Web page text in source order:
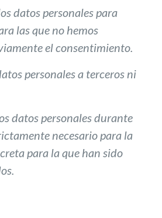
datos personales para
las que no hemos
el consentimiento.
personales a terceros ni
datos personales durante
necesario para la
para la que han sido